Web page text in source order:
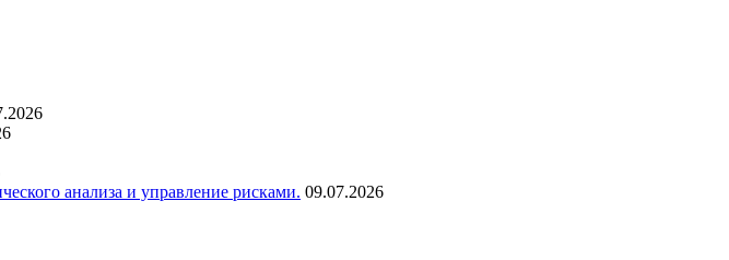
анализа и управление рисками. 09.07.2026